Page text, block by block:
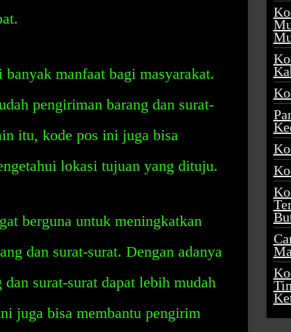
manfaat bagi masyarakat.
pengiriman barang dan surat-
itu, kode pos ini juga bisa
lokasi tujuan yang dituju.
berguna untuk meningkatkan
dan surat-surat. Dengan adanya
surat-surat dapat lebih mudah
juga bisa membantu pengirim